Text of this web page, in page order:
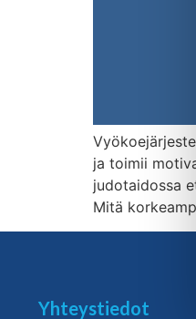
ja toimii
judotaidossa
Mitä
Yhteystiedot